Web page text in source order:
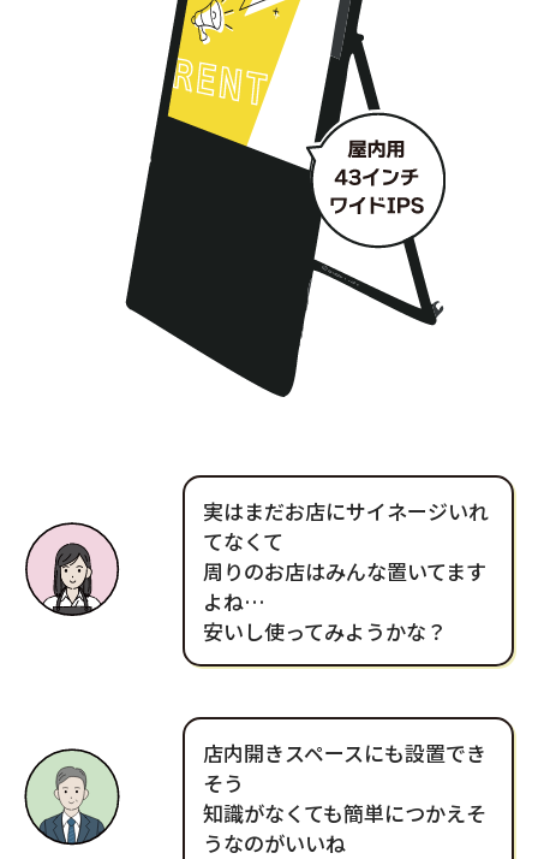
実はまだお店にサイネージいれ
てなくて
周りのお店はみんな置いてます
よね…
安いし使ってみようかな？
店内開きスペースにも設置でき
そう
知識がなくても簡単につかえそ
うなのがいいね